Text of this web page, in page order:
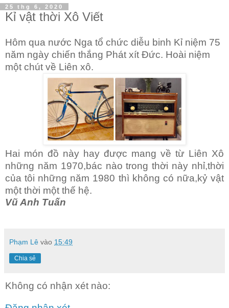
25 thg 6, 2020
Kỉ vật thời Xô Viết
Hôm qua nước Nga tổ chức diễu binh Kỉ niệm 75
năm ngày chiến thắng Phát xít Đức. Hoài niệm
một chút về Liên xô.
Hai món đồ này hay được mang về từ Liên Xô
những năm 1970,bác nào trong thời này nhỉ,thời
của tôi những năm 1980 thì không có nữa,kỷ vật
một thời một thế hệ.
Vũ Anh Tuấn
Phạm Lê vào 15:49
Chia sẻ
Không có nhận xét nào: